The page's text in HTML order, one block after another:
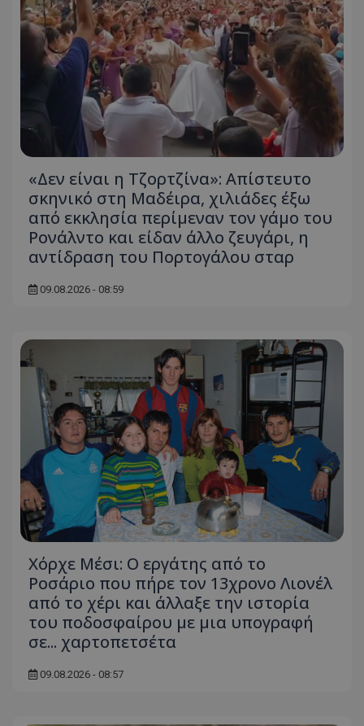
«Δεν είναι η Τζορτζίνα»: Απίστευτο
σκηνικό στη Μαδέιρα, χιλιάδες έξω
από εκκλησία περίμεναν τον γάμο του
Ρονάλντο και είδαν άλλο ζευγάρι, η
αντίδραση του Πορτογάλου σταρ
09.08.2026 - 08:59
Χόρχε Μέσι: Ο εργάτης από το
Ροσάριο που πήρε τον 13χρονο Λιονέλ
από το χέρι και άλλαξε την ιστορία
του ποδοσφαίρου με μια υπογραφή
σε... χαρτοπετσέτα
09.08.2026 - 08:57